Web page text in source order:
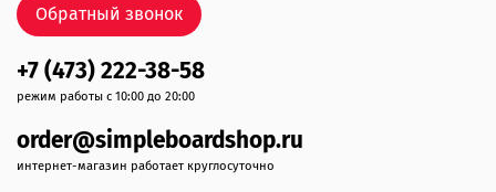
+7 (473) 222-38-58
режим работы с 10:00 до 20:00
order@simpleboardshop.ru
интернет-магазин работает круглосуточно
Обратный звонок